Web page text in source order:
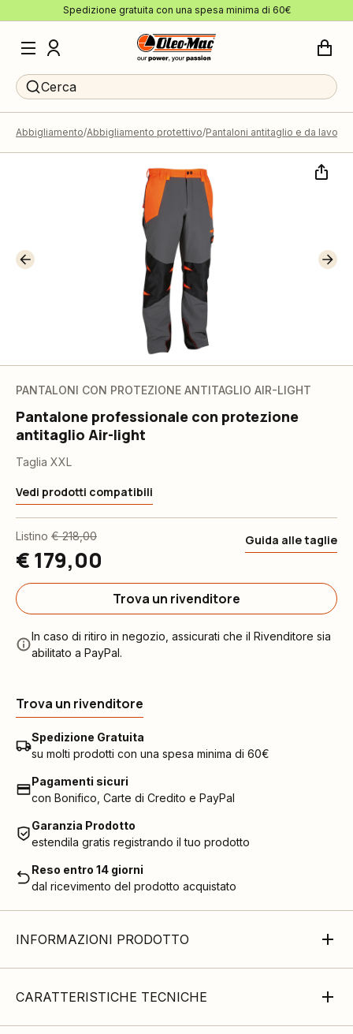
Spedizione gratuita con una spesa minima di 60€
Cerca
Abbigliamento Abbigliamento protettivo Pantaloni antitaglio e da lavoro
PANTALONI CON PROTEZIONE ANTITAGLIO AIR-LIGHT
Pantalone professionale con protezione
antitaglio Air-light
Taglia XXL
Vedi prodotti compatibili
Listino € 218,00
€ 179,00
Guida alle taglie
Trova un rivenditore
In caso di ritiro in negozio, assicurati che il Rivenditore sia
abilitato a PayPal.
Trova un rivenditore
Spedizione Gratuita
su molti prodotti con una spesa minima di 60€
Pagamenti sicuri
con Bonifico, Carte di Credito e PayPal
Garanzia Prodotto
estendila gratis registrando il tuo prodotto
Reso entro 14 giorni
dal ricevimento del prodotto acquistato
INFORMAZIONI PRODOTTO
CARATTERISTICHE TECNICHE